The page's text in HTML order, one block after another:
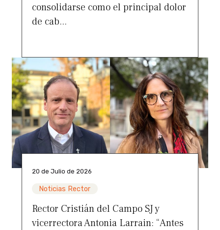
consolidarse como el principal dolor
de cab...
20 de Julio de 2026
Noticias Rector
Rector Cristián del Campo SJ y
vicerrectora Antonia Larrain: “Antes